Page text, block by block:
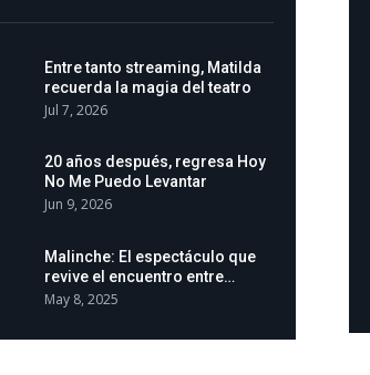
Entre tanto streaming, Matilda
recuerda la magia del teatro
Jul 7, 2026
20 años después, regresa Hoy
No Me Puedo Levantar
Jun 9, 2026
Malinche: El espectáculo que
revive el encuentro entre…
May 8, 2025